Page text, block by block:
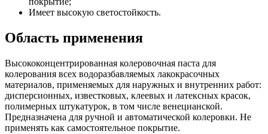
Имеет высокую светостойкость.
Область применения
Высококонцентрированная колеровочная паста для
колерования всех водоразбавляемых лакокрасочных
материалов, применяемых для наружных и внутренних работ:
дисперсионных, известковых, клеевых и латексных красок,
полимерных штукатурок, в том числе венецианской.
Предназначена для ручной и автоматической колеровки. Не
применять как самостоятельное покрытие.